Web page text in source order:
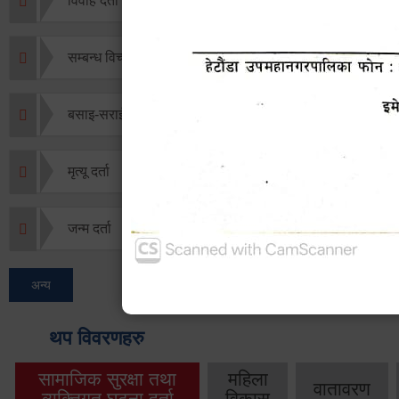
सम्बन्ध विच्छेद दर्ता
बसाइ-सराई जाने/आउने दर्ता
मृत्यू दर्ता
जन्म दर्ता
अन्य
थप विवरणहरु
सामाजिक सुरक्षा तथा
महिला
वातावरण